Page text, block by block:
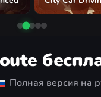
Полная версия на